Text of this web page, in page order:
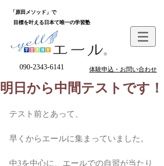
「原田メソッド」で
目標を叶える日本て唯一の学習塾
090-2343-6141 体験申込・お問い合わせ
明日から中間テストです！
テスト前とあって、
早くからエールに集まっていました。
中3を中心に、エールでの自習が当たり